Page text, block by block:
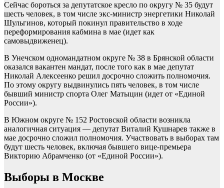
Сейчас бороться за депутатское кресло по округу № 35 будут
шесть человек, в том числе экс-министр энергетики Николай
Шульгинов, который покинул правительство в ходе
переформирования кабмина в мае (идет как
самовыдвиженец).
В Унечском одномандатном округе № 38 в Брянской области
оказался вакантен мандат, после того как в мае депутат
Николай Алексеенко решил досрочно сложить полномочия.
По этому округу выдвинулись пять человек, в том числе
бывший министр спорта Олег Матыцин (идет от «Единой
России»).
В Южном округе № 152 Ростовской области возникла
аналогичная ситуация — депутат Виталий Кушнарев также в
мае досрочно сложил полномочия. Участвовать в выборах там
будут шесть человек, включая бывшего вице-премьера
Викторию Абрамченко (от «Единой России»).
Выборы в Москве